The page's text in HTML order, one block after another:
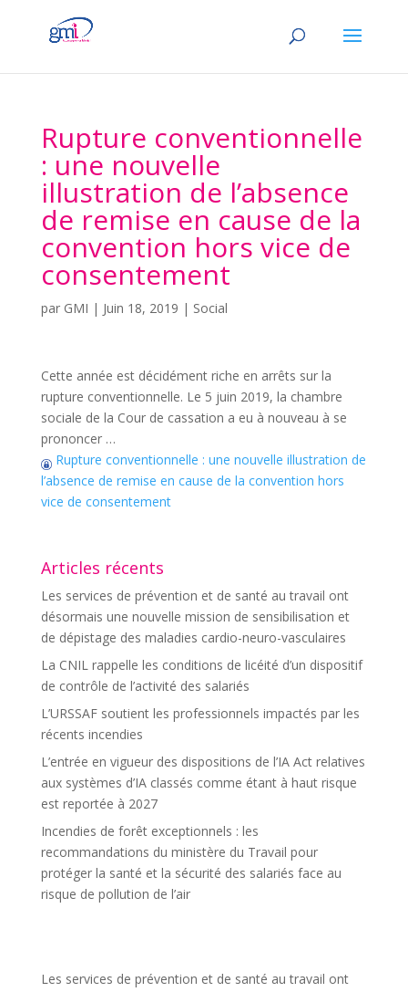
Rupture conventionnelle
: une nouvelle
illustration de l’absence
de remise en cause de la
convention hors vice de
consentement
par GMI | Juin 18, 2019 | Social
Cette année est décidément riche en arrêts sur la
rupture conventionnelle. Le 5 juin 2019, la chambre
sociale de la Cour de cassation a eu à nouveau à se
prononcer …
Rupture conventionnelle : une nouvelle illustration de
l’absence de remise en cause de la convention hors
vice de consentement
Articles récents
Les services de prévention et de santé au travail ont
désormais une nouvelle mission de sensibilisation et
de dépistage des maladies cardio-neuro-vasculaires
La CNIL rappelle les conditions de licéité d’un dispositif
de contrôle de l’activité des salariés
L’URSSAF soutient les professionnels impactés par les
récents incendies
L’entrée en vigueur des dispositions de l’IA Act relatives
aux systèmes d’IA classés comme étant à haut risque
est reportée à 2027
Incendies de forêt exceptionnels : les
recommandations du ministère du Travail pour
protéger la santé et la sécurité des salariés face au
risque de pollution de l’air
Les services de prévention et de santé au travail ont